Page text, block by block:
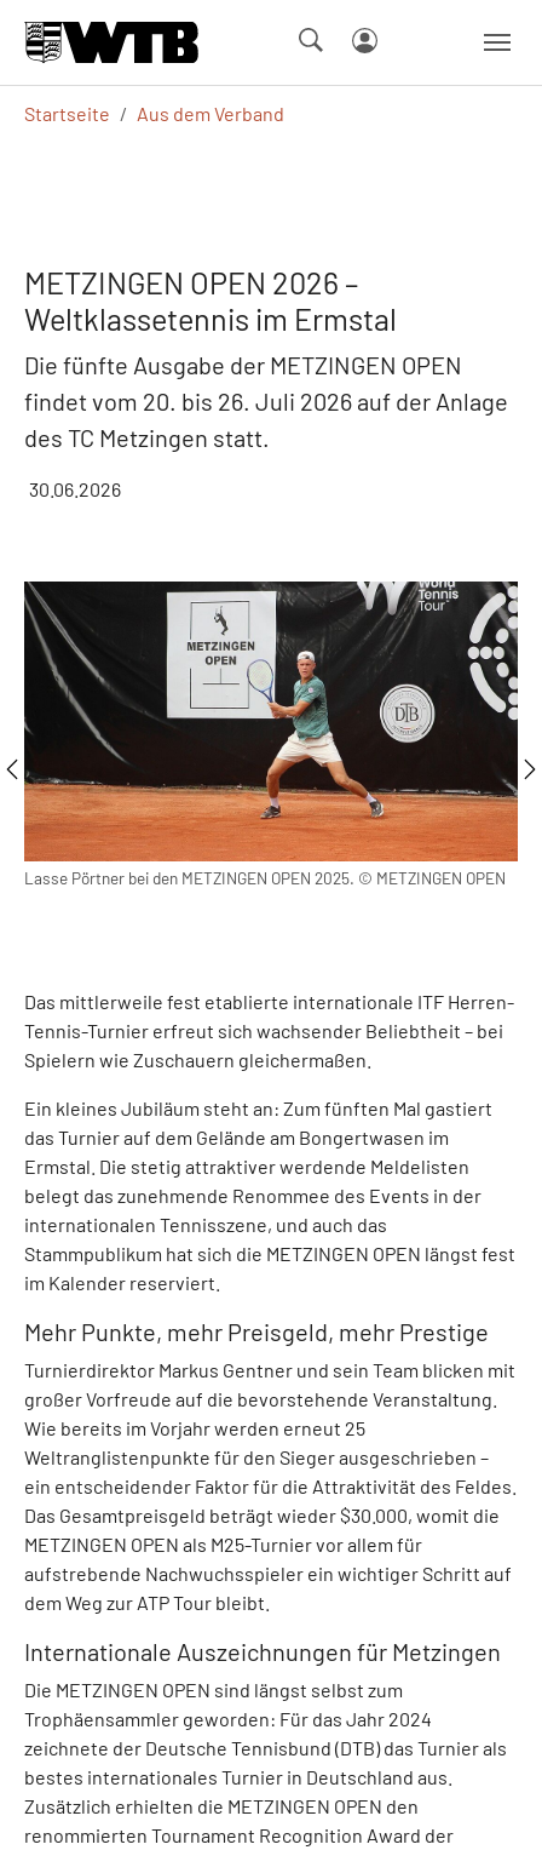
Startseite Aus dem Verband
METZINGEN OPEN 2026 –
Weltklassetennis im Ermstal
Die fünfte Ausgabe der METZINGEN OPEN
findet vom 20. bis 26. Juli 2026 auf der Anlage
des TC Metzingen statt.
30.06.2026
Lasse Pörtner bei den METZINGEN OPEN 2025. © METZINGEN OPEN
Das mittlerweile fest etablierte internationale ITF Herren-
Tennis-Turnier erfreut sich wachsender Beliebtheit – bei
Spielern wie Zuschauern gleichermaßen.
Ein kleines Jubiläum steht an: Zum fünften Mal gastiert
das Turnier auf dem Gelände am Bongertwasen im
Ermstal. Die stetig attraktiver werdende Meldelisten
belegt das zunehmende Renommee des Events in der
internationalen Tennisszene, und auch das
Stammpublikum hat sich die METZINGEN OPEN längst fest
im Kalender reserviert.
Mehr Punkte, mehr Preisgeld, mehr Prestige
Turnierdirektor Markus Gentner und sein Team blicken mit
großer Vorfreude auf die bevorstehende Veranstaltung.
Wie bereits im Vorjahr werden erneut 25
Weltranglistenpunkte für den Sieger ausgeschrieben –
ein entscheidender Faktor für die Attraktivität des Feldes.
Das Gesamtpreisgeld beträgt wieder $30.000, womit die
METZINGEN OPEN als M25-Turnier vor allem für
aufstrebende Nachwuchsspieler ein wichtiger Schritt auf
dem Weg zur ATP Tour bleibt.
Internationale Auszeichnungen für Metzingen
Die METZINGEN OPEN sind längst selbst zum
Trophäensammler geworden: Für das Jahr 2024
zeichnete der Deutsche Tennisbund (DTB) das Turnier als
bestes internationales Turnier in Deutschland aus.
Zusätzlich erhielten die METZINGEN OPEN den
renommierten Tournament Recognition Award der